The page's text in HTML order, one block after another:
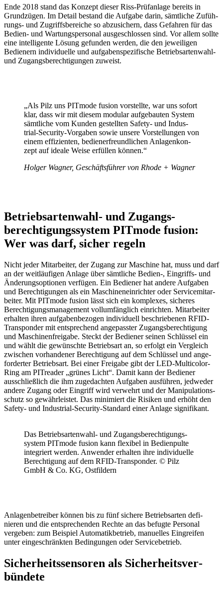
Ende 2018 stand das Konzept dieser Riss-Prüf­an­lage bereits in
Grund­zügen. Im Detail bestand die Aufgabe darin, sämt­liche Zufüh­
rungs- und Zugriffs­be­reiche so abzu­si­chern, dass Gefahren für das
Bedien- und Wartungs­per­sonal ausge­schlossen sind. Vor allem sollte
eine intel­li­gente Lösung gefunden werden, die den jewei­ligen
Bedie­nern indi­vi­du­elle und aufga­ben­spe­zi­fi­sche Betriebs­ar­ten­wahl-
und Zugangs­be­rech­ti­gungen zuweist.
„Als Pilz uns PITmode fusion vorstellte, war uns sofort
klar, dass wir mit diesem modular aufge­bauten System
sämt­liche vom Kunden gestellten Safety- und Indus­
trial-Security-Vorgaben sowie unsere Vorstel­lungen von
einem effi­zi­enten, bedie­ner­freund­li­chen Anla­gen­kon­
zept auf ideale Weise erfüllen können.“
Holger Wagner, Geschäfts­führer von Rhode + Wagner
Betriebs­ar­ten­wahl- und Zugangs­
berechtigungs­system PITmode fusion:
Wer was darf, sicher regeln
Nicht jeder Mitar­beiter, der Zugang zur Maschine hat, muss und darf
an der weit­läu­figen Anlage über sämt­liche Bedien‑, Eingriffs- und
Ände­rungs­op­tionen verfügen. Ein Bediener hat andere Aufgaben
und Berech­ti­gungen als ein Maschi­nen­ein­richter oder Service­mit­ar­
beiter. Mit PITmode fusion lässt sich ein komplexes, sicheres
Berech­ti­gungs­ma­nage­ment voll­um­fäng­lich einrichten. Mitar­beiter
erhalten ihren aufga­ben­be­zogen indi­vi­duell beschrie­benen RFID-
Trans­ponder mit entspre­chend ange­passter Zugangs­berechtigung
und Maschi­nen­frei­gabe. Steckt der Bediener seinen Schlüssel ein
und wählt die gewünschte Betriebsart an, so erfolgt ein Vergleich
zwischen vorhan­dener Berech­ti­gung auf dem Schlüssel und ange­
for­derter Betriebsart. Bei einer Frei­gabe gibt der LED-Multi­color-
Ring am PITreader „grünes Licht“. Damit kann der Bediener
ausschließ­lich die ihm zuge­dachten Aufgaben ausführen, jedweder
andere Zugang oder Eingriff wird verwehrt und der Mani­pu­la­ti­ons­
schutz so gewähr­leistet. Das mini­miert die Risiken und erhöht den
Safety- und Indus­trial-Security-Stan­dard einer Anlage signi­fi­kant.
Das Betriebs­ar­ten­wahl- und Zugangs­berechtigungs­
system PITmode fusion kann flexibel in Bedien­pulte
inte­griert werden. Anwender erhalten ihre indi­vi­du­elle
Berech­ti­gung auf dem RFID-Trans­ponder. © Pilz
GmbH & Co. KG, Ostfil­dern
Anla­gen­be­treiber können bis zu fünf sichere Betriebs­arten defi­
nieren und die entspre­chenden Rechte an das befugte Personal
vergeben: zum Beispiel Auto­ma­tik­be­trieb, manu­elles Eingreifen
unter einge­schränkten Bedin­gungen oder Service­be­trieb.
Sicher­heits­sen­soren als Sicher­heits­ver­
bün­dete